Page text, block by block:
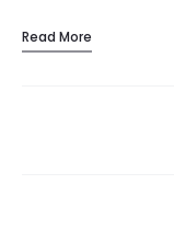
Read More